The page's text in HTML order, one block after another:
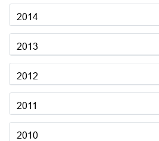
2014
2013
2012
2011
2010